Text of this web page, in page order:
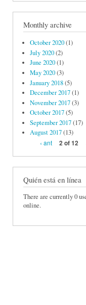
Monthly archive
October 2020(1)
July 2020(2)
June 2020(1)
May 2020(3)
January 2018(5)
December 2017(1)
November 2017(3)
October 2017(5)
September 2017(17)
August 2017(13)
‹ ant
2 of 12
Quién está en línea
There are currently 0
online.